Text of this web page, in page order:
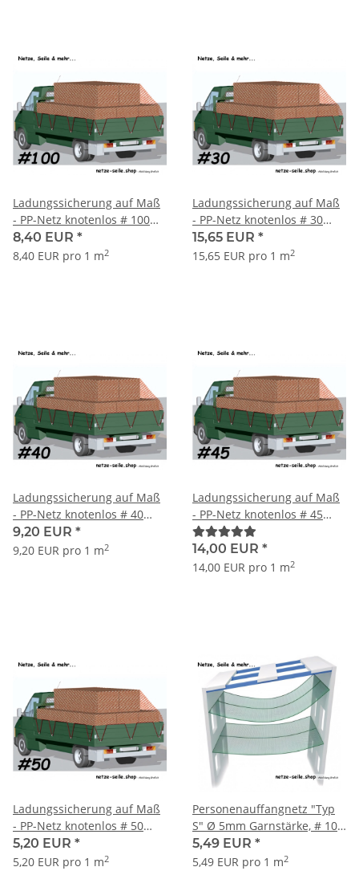
Ladungssicherung auf Maß
- PP-Netz knotenlos # 100
mm Maschenweite Ø 5 mm
Garnstärke
8,40 EUR *
8,40 EUR pro 1 m2
Ladungssicherung auf Maß
- PP-Netz knotenlos # 30
mm Maschenweite Ø 5 mm
Garnstärke
15,65 EUR *
15,65 EUR pro 1 m2
Ladungssicherung auf Maß
- PP-Netz knotenlos # 40
mm Maschenweite Ø 4 mm
Garnstärke
9,20 EUR *
9,20 EUR pro 1 m2
Ladungssicherung auf Maß
- PP-Netz knotenlos # 45
mm Maschenweite Ø 5 mm
Garnstärke
14,00 EUR *
14,00 EUR pro 1 m2
Ladungssicherung auf Maß
- PP-Netz knotenlos # 50
mm Maschenweite Ø 3 mm
Garnstärke
5,20 EUR *
5,20 EUR pro 1 m2
Personenauffangnetz "Typ
S" Ø 5mm Garnstärke, # 100
mm Maschenweite
5,49 EUR *
5,49 EUR pro 1 m2